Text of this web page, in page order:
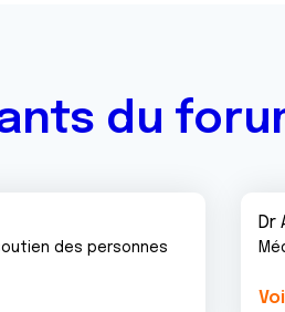
du
des personnes
Dr